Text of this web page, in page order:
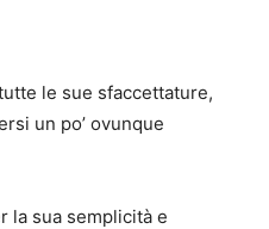
le sue sfaccettature,
un po’ ovunque
la sua semplicità e